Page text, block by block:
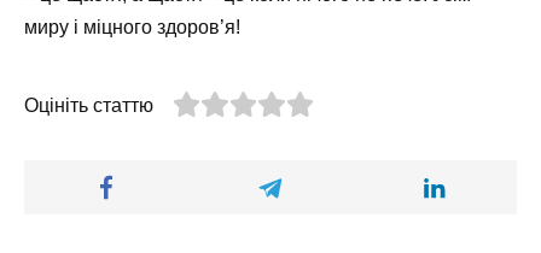
миру і міцного здоров’я!
Оцініть статтю